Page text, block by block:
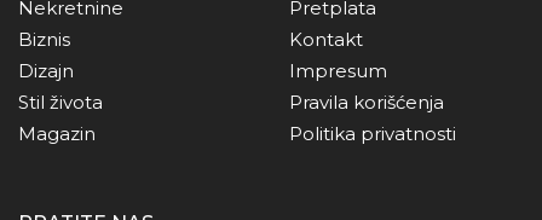
Nekretnine
Biznis
Dizajn
Stil života
Magazin
Pretplata
Kontakt
Impresum
Pravila korišćenja
Politika privatnosti